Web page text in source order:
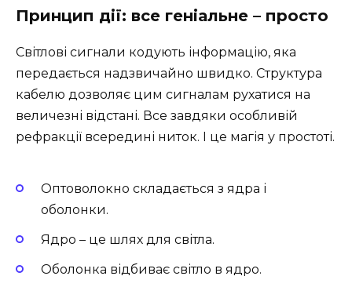
Принцип дії: все геніальне – просто
Світлові сигнали кодують інформацію, яка
передається надзвичайно швидко. Структура
кабелю дозволяє цим сигналам рухатися на
величезні відстані. Все завдяки особливій
рефракції всередині ниток. І це магія у простоті.
Оптоволокно складається з ядра і
оболонки.
Ядро – це шлях для світла.
Оболонка відбиває світло в ядро.